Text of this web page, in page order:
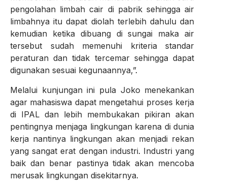
pengolahan limbah cair di pabrik sehingga air
limbahnya itu dapat diolah terlebih dahulu dan
kemudian ketika dibuang di sungai maka air
tersebut sudah memenuhi kriteria standar
peraturan dan tidak tercemar sehingga dapat
digunakan sesuai kegunaannya,”.
Melalui kunjungan ini pula Joko menekankan
agar mahasiswa dapat mengetahui proses kerja
di IPAL dan lebih membukakan pikiran akan
pentingnya menjaga lingkungan karena di dunia
kerja nantinya lingkungan akan menjadi rekan
yang sangat erat dengan industri. Industri yang
baik dan benar pastinya tidak akan mencoba
merusak lingkungan disekitarnya.